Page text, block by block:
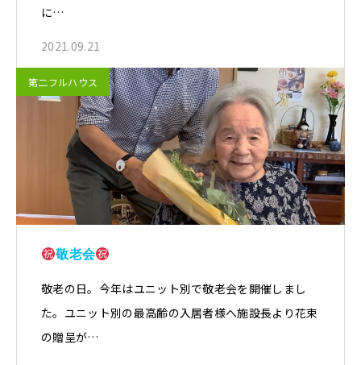
に…
2021.09.21
第二フルハウス
敬老会
敬老の日。今年はユニット別で敬老会を開催しまし
た。ユニット別の最高齢の入居者様へ施設長より花束
の贈呈が…